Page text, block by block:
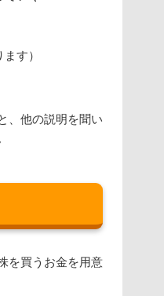
す）
、他の説明を聞い
を買うお金を用意